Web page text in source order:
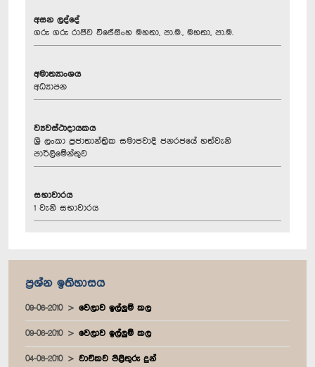
අසන ලද්දේ
ගරු ගරු රාජිව විජේසිංහ මහතා, පා.ම., මහතා, පා.ම.
අමාත්‍යාංශය
අධ්‍යාපන
ව්‍යවස්ථාදායකය
ශ්‍රී ලංකා ප්‍රජාතාන්ත්‍රික සමාජවාදී ජනරජයේ හත්වැනි
පාර්ලිමේන්තුව
සභාවාරය
1 වැනි සභාවාරය
ප්‍රශ්න ඉතිහාසය
09-06-2010 වෙලාව ඉල්ලුම් කල
09-06-2010 වෙලාව ඉල්ලුම් කල
04-08-2010 වාචිකව පිළිතුරු දුන්